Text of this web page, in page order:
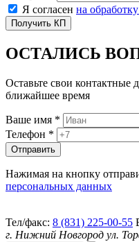
Я согласен на
ОСТАЛИСЬ
Оставьте свои
ближайшее время
Ваше имя *
Телефон *
Нажимая на кнопку
персональных данных
Тел/факс: 8 (831) 225-00-55
г. Нижний Новгород ул.